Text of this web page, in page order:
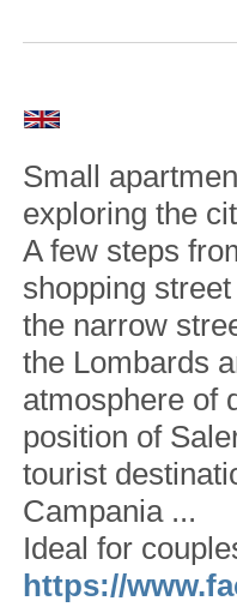
Small
exploring the
A few steps
shopping
the narrow
the Lombards
atmosphere of
position of
tourist
Campania ...
Ideal for
https://